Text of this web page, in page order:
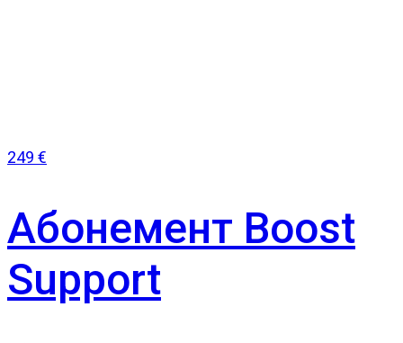
249 €
Абонемент Boost
Support